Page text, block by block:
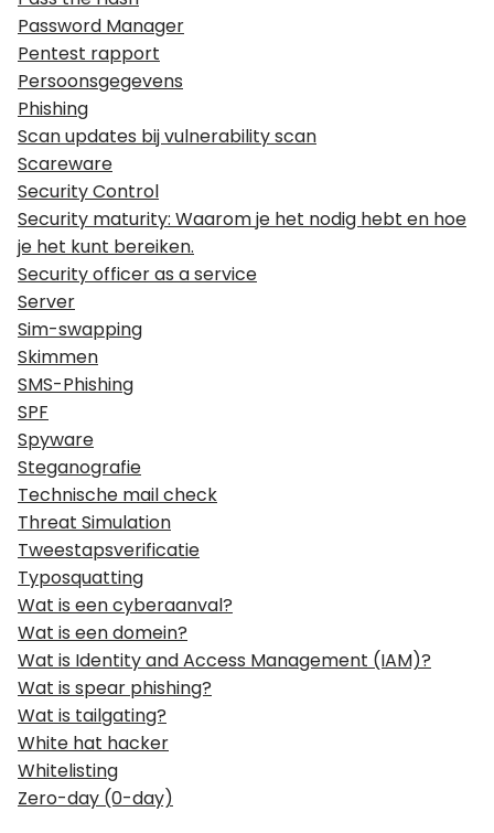
Password Manager
Pentest rapport
Persoonsgegevens
Phishing
Scan updates bij vulnerability scan
Scareware
Security Control
Security maturity: Waarom je het nodig hebt en hoe
je het kunt bereiken.
Security officer as a service
Server
Sim-swapping
Skimmen
SMS-Phishing
SPF
Spyware
Steganografie
Technische mail check
Threat Simulation
Tweestapsverificatie
Typosquatting
Wat is een cyberaanval?
Wat is een domein?
Wat is Identity and Access Management (IAM)?
Wat is spear phishing?
Wat is tailgating?
White hat hacker
Whitelisting
Zero-day (0-day)